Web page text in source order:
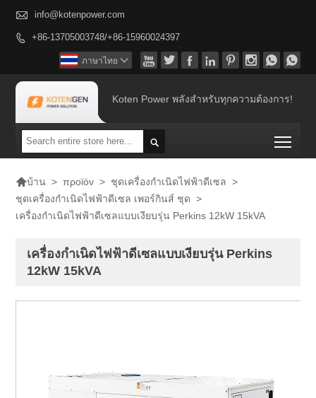
 info@kotenpower.com
 +86-13705003748/+86-15960024397
       
ภาษาไทย 
Koten Power พลังสำหรับทุกความต้องการ!

บ้าน > προϊόν > ชุดเครื่องกำเนิดไฟฟ้าดีเซล >
ชุดเครื่องกำเนิดไฟฟ้าดีเซล เพอร์กินส์ ชุด >
เครื่องกำเนิดไฟฟ้าดีเซลแบบเงียบรุ่น Perkins 12kW 15kVA
เครื่องกำเนิดไฟฟ้าดีเซลแบบเงียบรุ่น Perkins
12kW 15kVA